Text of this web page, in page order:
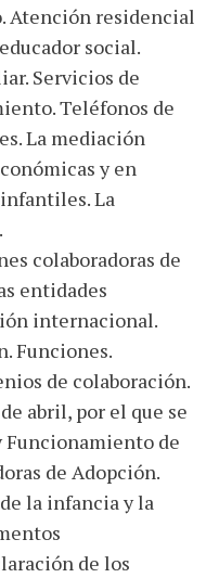
Atención residencial
social.
Servicios de
Teléfonos de
La mediación
y en
La
colaboradoras de
entidades
internacional.
Funciones.
de colaboración.
abril, por el que se
de
de Adopción.
la infancia y la
de los